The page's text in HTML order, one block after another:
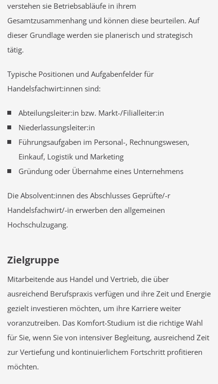
verstehen sie Betriebsabläufe in ihrem
Gesamtzusammenhang und können diese beurteilen. Auf
dieser Grundlage werden sie planerisch und strategisch
tätig.
Typische Positionen und Aufgabenfelder für
Handelsfachwirt:innen sind:
Abteilungsleiter:in bzw. Markt-/Filialleiter:in
Niederlassungsleiter:in
Führungsaufgaben im Personal-, Rechnungswesen,
Einkauf, Logistik und Marketing
Gründung oder Übernahme eines Unternehmens
Die Absolvent:innen des Abschlusses Geprüfte/-r
Handelsfachwirt/-in erwerben den allgemeinen
Hochschulzugang.
Zielgruppe
Mitarbeitende aus Handel und Vertrieb, die über
ausreichend Berufspraxis verfügen und ihre Zeit und Energie
gezielt investieren möchten, um ihre Karriere weiter
voranzutreiben. Das Komfort-Studium ist die richtige Wahl
für Sie, wenn Sie von intensiver Begleitung, ausreichend Zeit
zur Vertiefung und kontinuierlichem Fortschritt profitieren
möchten.